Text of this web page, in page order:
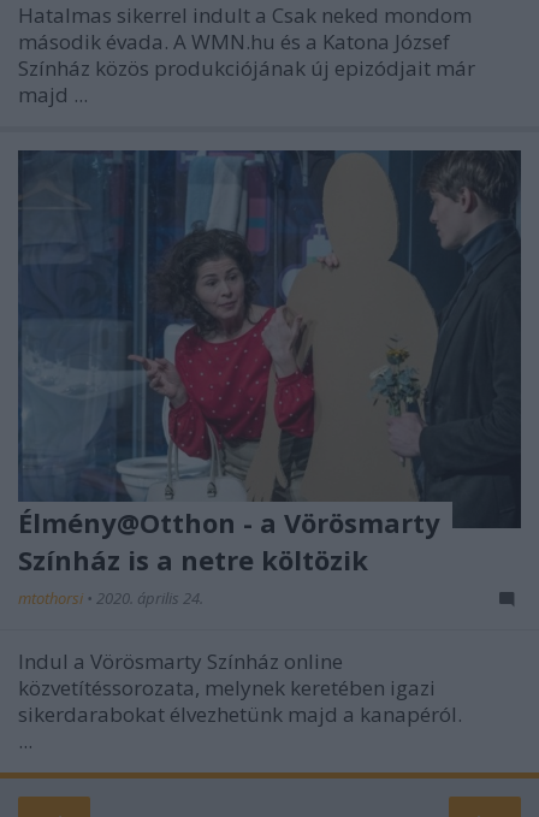
Hatalmas sikerrel indult a Csak neked mondom
második évada. A WMN.hu és a Katona József
Színház közös produkciójának új epizódjait már
majd ...
Élmény@Otthon - a Vörösmarty
Színház is a netre költözik
mtothorsi • 2020. április 24.
Indul a Vörösmarty Színház online
közvetítéssorozata, melynek keretében igazi
sikerdarabokat élvezhetünk majd a kanapéról.
...